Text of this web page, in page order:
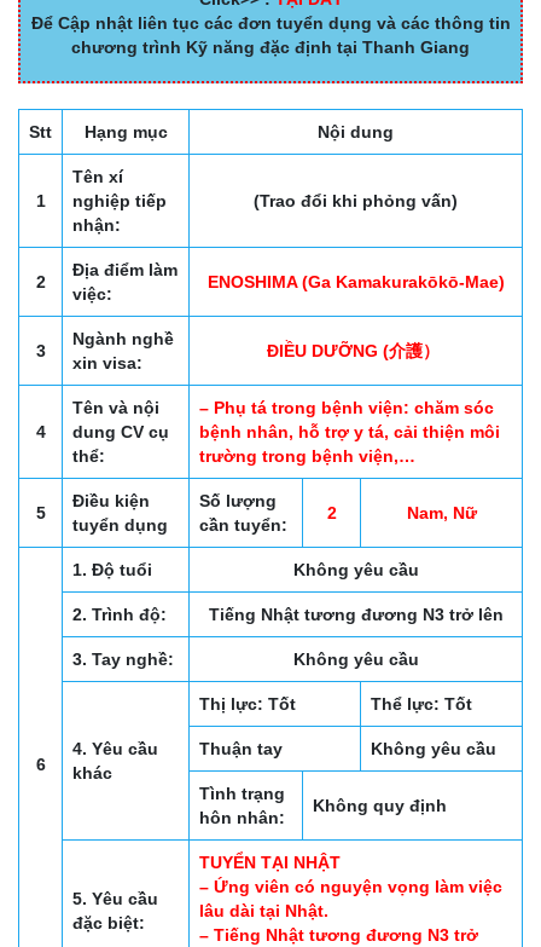
Để Cập nhật liên tục các đơn tuyển dụng và các thông tin
chương trình Kỹ năng đặc định tại Thanh Giang
Stt Hạng mục Nội dung
1
Tên xí
nghiệp tiếp
nhận:
(Trao đổi khi phỏng vấn)
2
Địa điểm làm
việc:
ENOSHIMA (Ga Kamakurakōkō-Mae)
3
Ngành nghề
xin visa:
ĐIỀU DƯỠNG (介護）
4
Tên và nội
dung CV cụ
thể:
– Phụ tá trong bệnh viện: chăm sóc
bệnh nhân, hỗ trợ y tá, cải thiện môi
trường trong bệnh viện,…
5
Điều kiện
tuyển dụng
Số lượng
cần tuyển:
2 Nam, Nữ
6
1. Độ tuổi Không yêu cầu
2. Trình độ: Tiếng Nhật tương đương N3 trở lên
3. Tay nghề: Không yêu cầu
4. Yêu cầu
khác
Thị lực: Tốt Thể lực: Tốt
Thuận tay Không yêu cầu
Tình trạng
hôn nhân:
Không quy định
5. Yêu cầu
đặc biệt:
TUYỂN TẠI NHẬT
– Ứng viên có nguyện vọng làm việc
lâu dài tại Nhật.
– Tiếng Nhật tương đương N3 trở